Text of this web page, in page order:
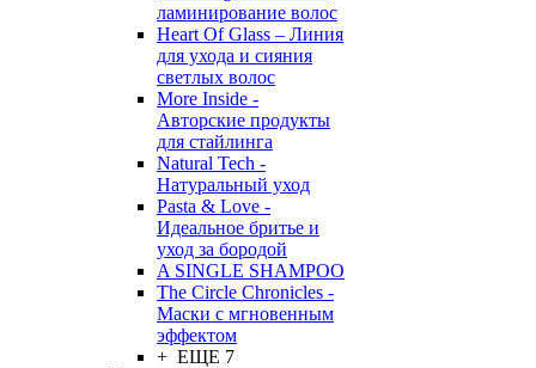
ламинирование волос
Heart Of Glass – Линия
для ухода и сияния
светлых волос
More Inside -
Авторские продукты
для стайлинга
Natural Tech -
Натуральный уход
Pasta & Love -
Идеальное бритье и
уход за бородой
A SINGLE SHAMPOO
The Circle Chronicles -
Маски с мгновенным
эффектом
+ ЕЩЕ 7